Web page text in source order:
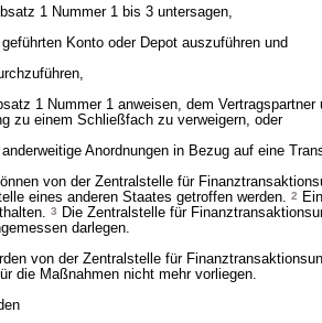
1 Nummer 1 bis 3 untersagen,
Konto oder Depot auszuführen und
1 Nummer 1 anweisen, dem Vertragspartner
zu einem Schließfach zu verweigern, oder
Anordnungen in Bezug auf eine
von der Zentralstelle für
eines anderen Staates getroffen werden. 2
3
Die Zentralstelle für
darlegen.
von der Zentralstelle für
die Maßnahmen nicht mehr vorliegen.